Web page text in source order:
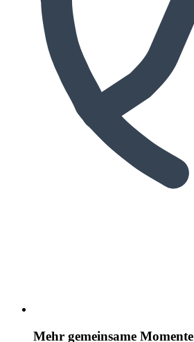
Mehr gemeinsame Momente